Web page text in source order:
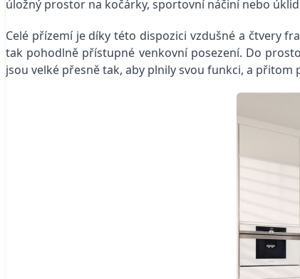
úložný prostor na kočárky, sportovní náčiní nebo
Celé přízemí je díky této dispozici vzdušné a čtvery
tak pohodlně přístupné venkovní posezení. Do
jsou velké přesně tak, aby plnily svou funkci, a